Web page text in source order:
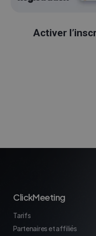
Activer
ClickMeeting
Tarifs
Partenaires et affiliés